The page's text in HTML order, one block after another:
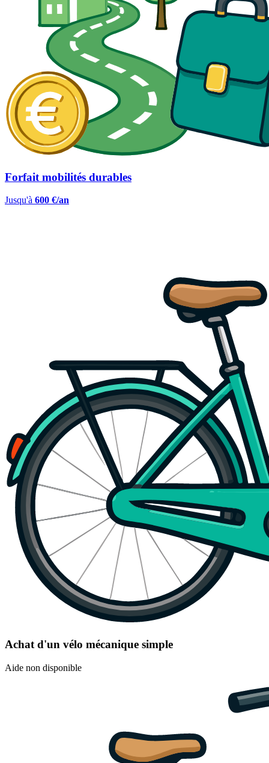
Forfait mobilités durables
Jusqu'à 600 €/an
Achat d'un vélo mécanique simple
Aide non disponible